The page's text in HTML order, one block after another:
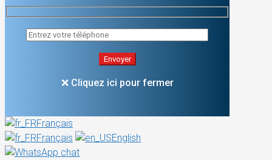
❌ Cliquez ici pour fermer
Français
Français
English